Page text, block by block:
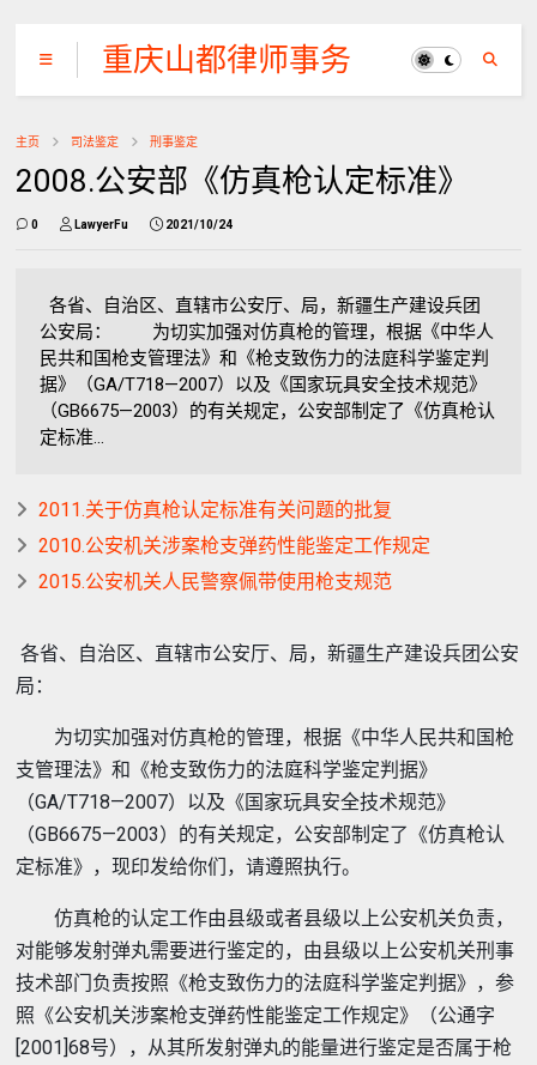
重庆山都律师事务
所
主页 司法鉴定 刑事鉴定
2008.公安部《仿真枪认定标准》
0 LawyerFu 2021/10/24
各省、自治区、直辖市公安厅、局，新疆生产建设兵团
公安局： 为切实加强对仿真枪的管理，根据《中华人
民共和国枪支管理法》和《枪支致伤力的法庭科学鉴定判
据》（GA/T718—2007）以及《国家玩具安全技术规范》
（GB6675—2003）的有关规定，公安部制定了《仿真枪认
定标准...
2011.关于仿真枪认定标准有关问题的批复
2010.公安机关涉案枪支弹药性能鉴定工作规定
2015.公安机关人民警察佩带使用枪支规范
各省、自治区、直辖市公安厅、局，新疆生产建设兵团公安
局：
为切实加强对仿真枪的管理，根据《中华人民共和国枪
支管理法》和《枪支致伤力的法庭科学鉴定判据》
（GA/T718—2007）以及《国家玩具安全技术规范》
（GB6675—2003）的有关规定，公安部制定了《仿真枪认
定标准》，现印发给你们，请遵照执行。
仿真枪的认定工作由县级或者县级以上公安机关负责，
对能够发射弹丸需要进行鉴定的，由县级以上公安机关刑事
技术部门负责按照《枪支致伤力的法庭科学鉴定判据》，参
照《公安机关涉案枪支弹药性能鉴定工作规定》（公通字
[2001]68号），从其所发射弹丸的能量进行鉴定是否属于枪